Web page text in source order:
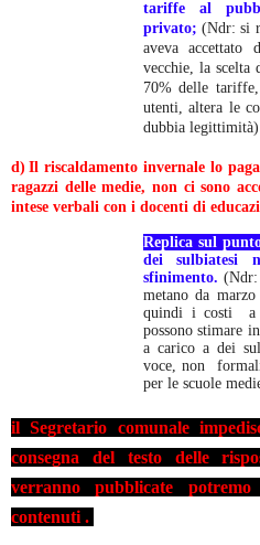
tariffe al
privato;(Ndr: si
aveva
vecchie, la scelta
70% delle
utenti, altera le
dubbia legittimità)
d) Il riscaldamento invernale lo
ragazzi delle medie, non ci sono
intese verbali con i docenti di
Replica sul
dei sulbiatesi
sfinimento. (Ndr:
metano da
quindi i costi a
possono stimare
a carico a dei
voce, non
per le scuole
il Segretario comunale
consegna del testo delle
verranno pubblicate
contenuti .